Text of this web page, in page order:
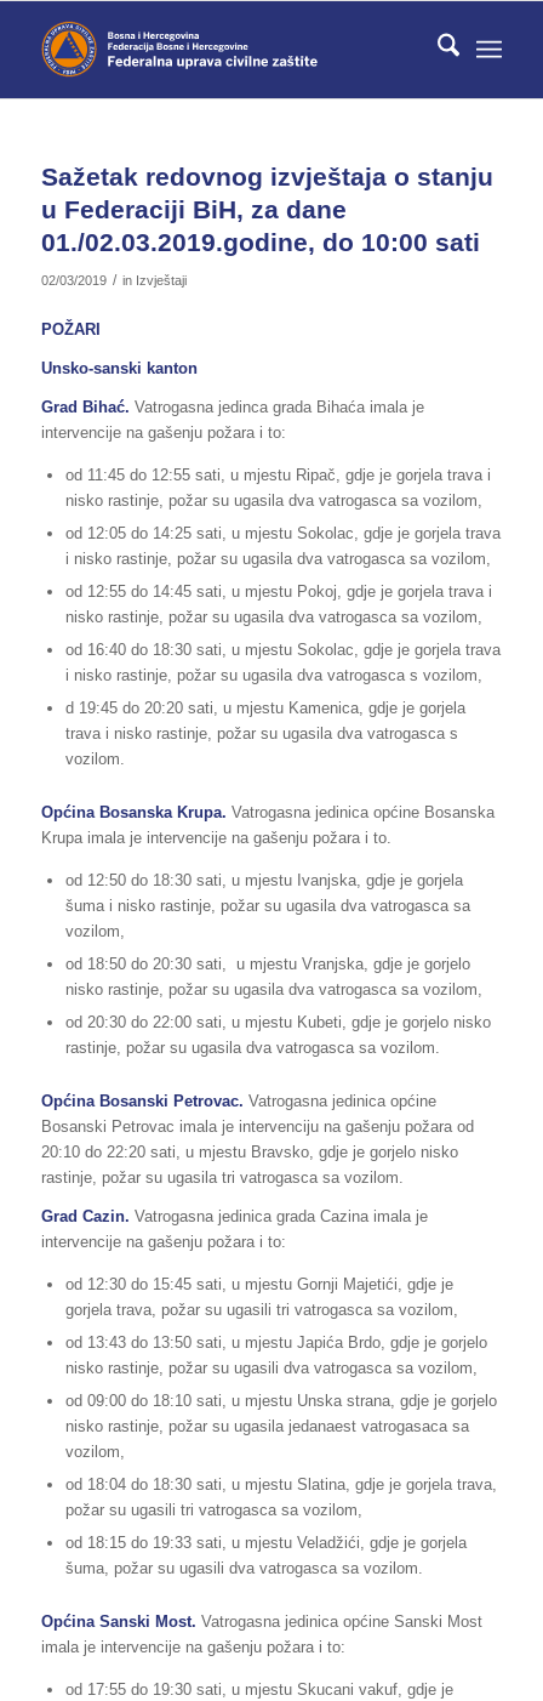
Sažetak redovnog izvještaja o stanju
u Federaciji BiH, za dane
01./02.03.2019.godine, do 10:00 sati
02/03/2019 / in Izvještaji
POŽARI
Unsko-sanski kanton
Grad Bihać. Vatrogasna jedinca grada Bihaća imala je
intervencije na gašenju požara i to:
od 11:45 do 12:55 sati, u mjestu Ripač, gdje je gorjela trava i
nisko rastinje, požar su ugasila dva vatrogasca sa vozilom,
od 12:05 do 14:25 sati, u mjestu Sokolac, gdje je gorjela trava
i nisko rastinje, požar su ugasila dva vatrogasca sa vozilom,
od 12:55 do 14:45 sati, u mjestu Pokoj, gdje je gorjela trava i
nisko rastinje, požar su ugasila dva vatrogasca sa vozilom,
od 16:40 do 18:30 sati, u mjestu Sokolac, gdje je gorjela trava
i nisko rastinje, požar su ugasila dva vatrogasca s vozilom,
d 19:45 do 20:20 sati, u mjestu Kamenica, gdje je gorjela
trava i nisko rastinje, požar su ugasila dva vatrogasca s
vozilom.
Općina Bosanska Krupa. Vatrogasna jedinica općine Bosanska
Krupa imala je intervencije na gašenju požara i to.
od 12:50 do 18:30 sati, u mjestu Ivanjska, gdje je gorjela
šuma i nisko rastinje, požar su ugasila dva vatrogasca sa
vozilom,
od 18:50 do 20:30 sati, u mjestu Vranjska, gdje je gorjelo
nisko rastinje, požar su ugasila dva vatrogasca sa vozilom,
od 20:30 do 22:00 sati, u mjestu Kubeti, gdje je gorjelo nisko
rastinje, požar su ugasila dva vatrogasca sa vozilom.
Općina Bosanski Petrovac. Vatrogasna jedinica općine
Bosanski Petrovac imala je intervenciju na gašenju požara od
20:10 do 22:20 sati, u mjestu Bravsko, gdje je gorjelo nisko
rastinje, požar su ugasila tri vatrogasca sa vozilom.
Grad Cazin. Vatrogasna jedinica grada Cazina imala je
intervencije na gašenju požara i to:
od 12:30 do 15:45 sati, u mjestu Gornji Majetići, gdje je
gorjela trava, požar su ugasili tri vatrogasca sa vozilom,
od 13:43 do 13:50 sati, u mjestu Japića Brdo, gdje je gorjelo
nisko rastinje, požar su ugasili dva vatrogasca sa vozilom,
od 09:00 do 18:10 sati, u mjestu Unska strana, gdje je gorjelo
nisko rastinje, požar su ugasila jedanaest vatrogasaca sa
vozilom,
od 18:04 do 18:30 sati, u mjestu Slatina, gdje je gorjela trava,
požar su ugasili tri vatrogasca sa vozilom,
od 18:15 do 19:33 sati, u mjestu Veladžići, gdje je gorjela
šuma, požar su ugasili dva vatrogasca sa vozilom.
Općina Sanski Most. Vatrogasna jedinica općine Sanski Most
imala je intervencije na gašenju požara i to:
od 17:55 do 19:30 sati, u mjestu Skucani vakuf, gdje je